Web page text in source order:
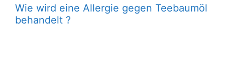
Wie wird eine Allergie gegen Teebaumöl
behandelt ?